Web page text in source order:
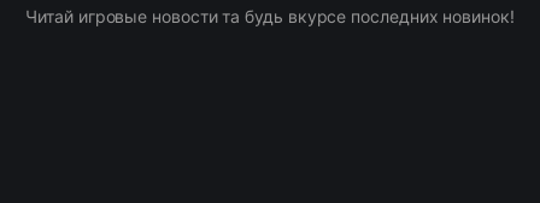
Читай игровые новости та будь вкурсе последних новинок!